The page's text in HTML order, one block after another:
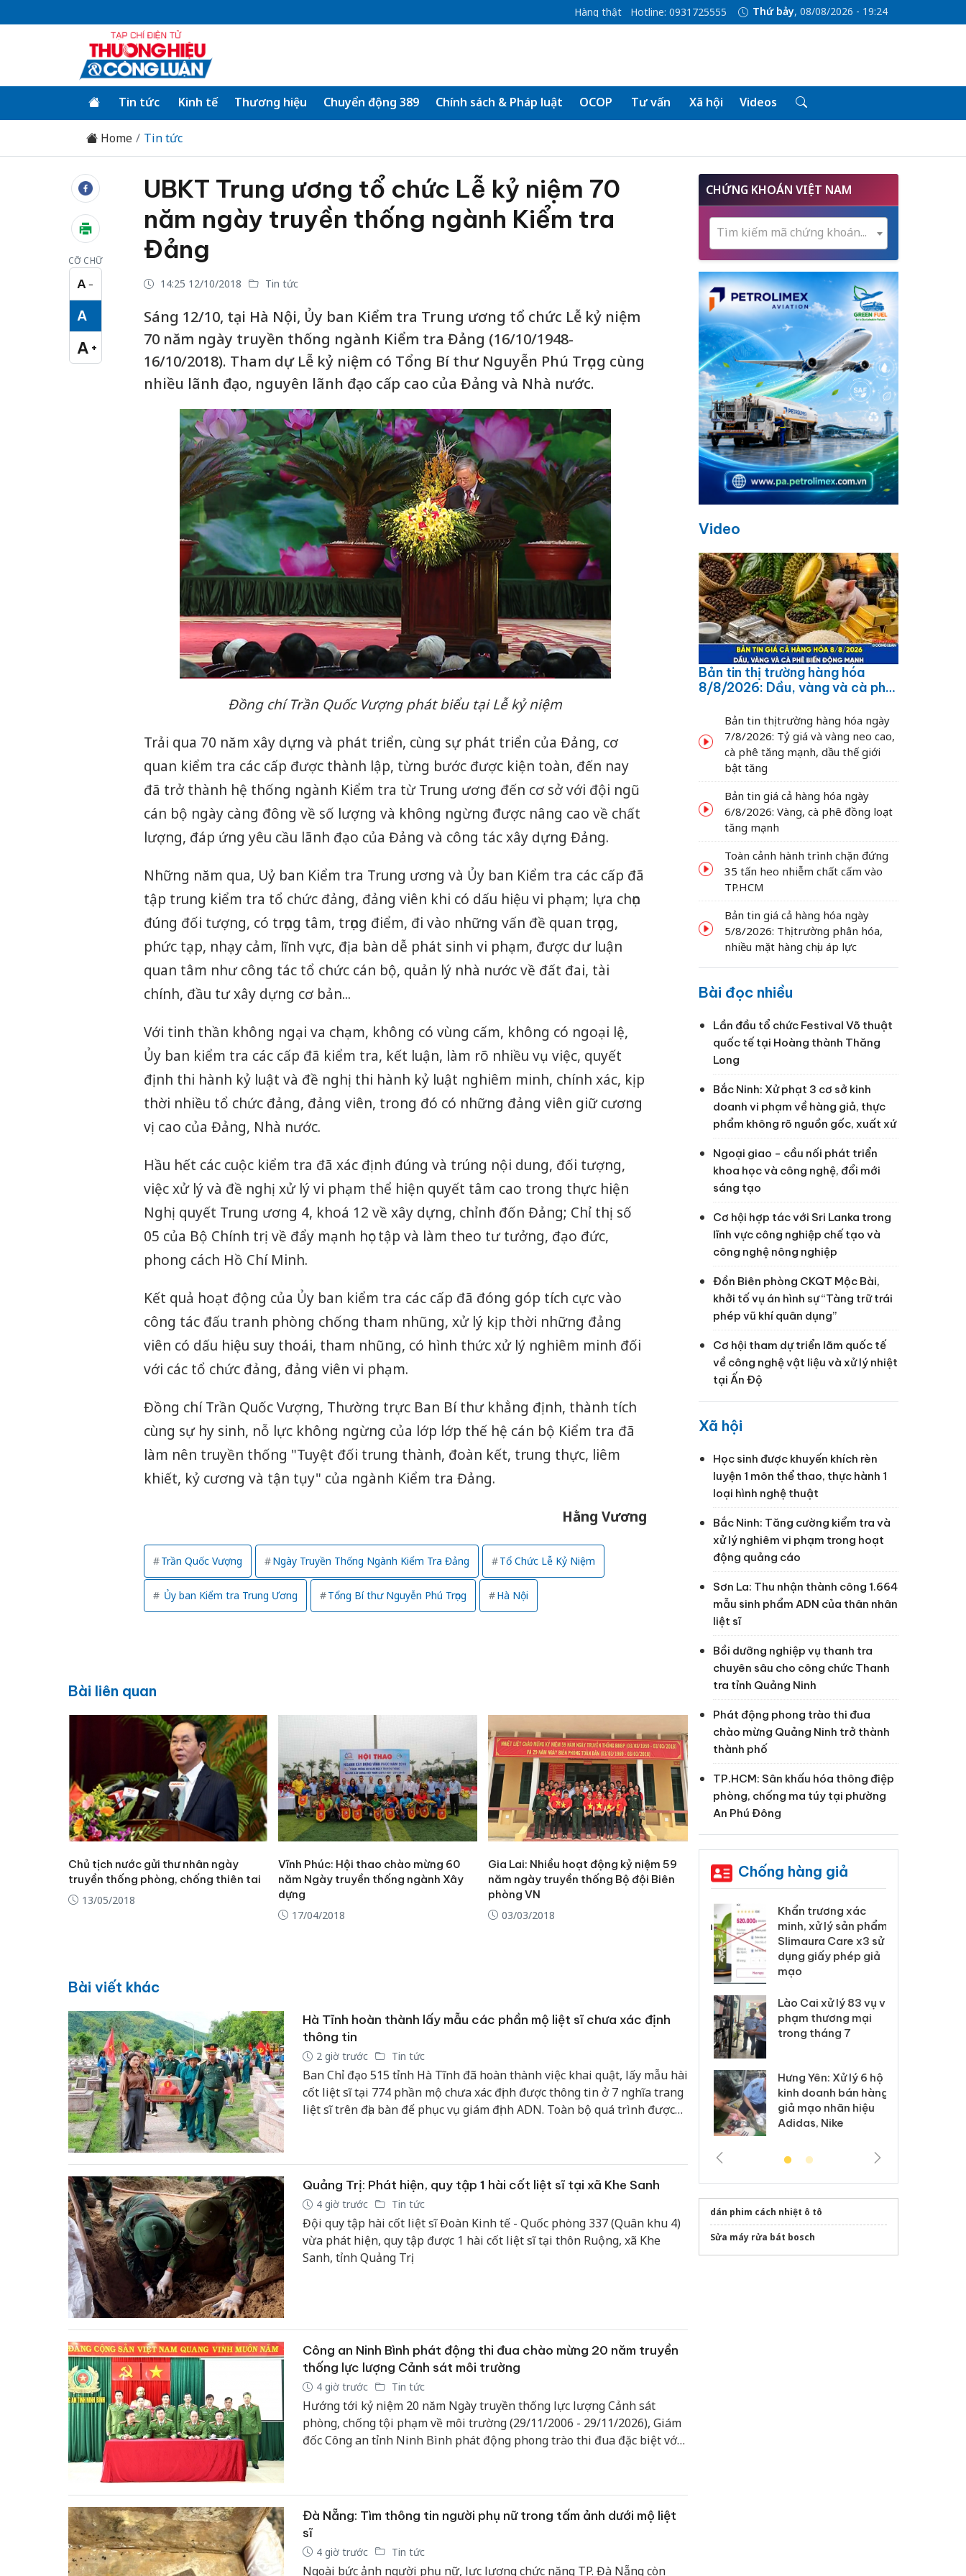
Hàng thật Hotline: 0931725555 Thứ bảy, 08/08/2026 - 19:24
Tin tức Kinh tế Thương hiệu Chuyển động 389 Chính sách & Pháp luật OCOP Tư vấn Xã hội Videos
Home Tin tức
CỠ CHỮ
A −
Cỡ chữ nhỏ
A
Cỡ chữ vừa
A +
Cỡ chữ lớn
UBKT Trung ương tổ chức Lễ kỷ niệm 70
năm ngày truyền thống ngành Kiểm tra
Đảng
14:25 12/10/2018 Tin tức
Sáng 12/10, tại Hà Nội, Ủy ban Kiểm tra Trung ương tổ chức Lễ kỷ niệm
70 năm ngày truyền thống ngành Kiểm tra Đảng (16/10/1948-
16/10/2018). Tham dự Lễ kỷ niệm có Tổng Bí thư Nguyễn Phú Trọng cùng
nhiều lãnh đạo, nguyên lãnh đạo cấp cao của Đảng và Nhà nước.
Đồng chí Trần Quốc Vượng phát biểu tại Lễ kỷ niệm
Trải qua 70 năm xây dựng và phát triển, cùng sự phát triển của Đảng, cơ
quan kiểm tra các cấp được thành lập, từng bước được kiện toàn, đến nay
đã trở thành hệ thống ngành Kiểm tra từ Trung ương đến cơ sở với đội ngũ
cán bộ ngày càng đông về số lượng và không ngừng được nâng cao về chất
lượng, đáp ứng yêu cầu lãnh đạo của Đảng và công tác xây dựng Đảng.
Những năm qua, Uỷ ban Kiểm tra Trung ương và Ủy ban Kiểm tra các cấp đã
tập trung kiểm tra tổ chức đảng, đảng viên khi có dấu hiệu vi phạm; lựa chọn
đúng đối tượng, có trọng tâm, trọng điểm, đi vào những vấn đề quan trọng,
phức tạp, nhạy cảm, lĩnh vực, địa bàn dễ phát sinh vi phạm, được dư luận
quan tâm như công tác tổ chức cán bộ, quản lý nhà nước về đất đai, tài
chính, đầu tư xây dựng cơ bản...
Với tinh thần không ngại va chạm, không có vùng cấm, không có ngoại lệ,
Ủy ban kiểm tra các cấp đã kiểm tra, kết luận, làm rõ nhiều vụ việc, quyết
định thi hành kỷ luật và đề nghị thi hành kỷ luật nghiêm minh, chính xác, kịp
thời nhiều tổ chức đảng, đảng viên, trong đó có những đảng viên giữ cương
vị cao của Đảng, Nhà nước.
Hầu hết các cuộc kiểm tra đã xác định đúng và trúng nội dung, đối tượng,
việc xử lý và đề nghị xử lý vi phạm thể hiện quyết tâm cao trong thực hiện
Nghị quyết Trung ương 4, khoá 12 về xây dựng, chỉnh đốn Đảng; Chỉ thị số
05 của Bộ Chính trị về đẩy mạnh học tập và làm theo tư tưởng, đạo đức,
phong cách Hồ Chí Minh.
Kết quả hoạt động của Ủy ban kiểm tra các cấp đã đóng góp tích cực vào
công tác đấu tranh phòng chống tham nhũng, xử lý kịp thời những đảng
viên có dấu hiệu suy thoái, tham nhũng, có hình thức xử lý nghiêm minh đối
với các tổ chức đảng, đảng viên vi phạm.
Đồng chí Trần Quốc Vượng, Thường trực Ban Bí thư khẳng định, thành tích
cùng sự hy sinh, nỗ lực không ngừng của lớp lớp thế hệ cán bộ Kiểm tra đã
làm nên truyền thống "Tuyệt đối trung thành, đoàn kết, trung thực, liêm
khiết, kỷ cương và tận tụy" của ngành Kiểm tra Đảng.
Hằng Vương
Trần Quốc Vượng Ngày Truyền Thống Ngành Kiểm Tra Đảng Tổ Chức Lễ Kỷ Niệm
Ủy ban Kiểm tra Trung Ương Tổng Bí thư Nguyễn Phú Trọng Hà Nội
Bài liên quan
Chủ tịch nước gửi thư nhân ngày
truyền thống phòng, chống thiên tai
13/05/2018
Vĩnh Phúc: Hội thao chào mừng 60
năm Ngày truyền thống ngành Xây
dựng
17/04/2018
Gia Lai: Nhiều hoạt động kỷ niệm 59
năm ngày truyền thống Bộ đội Biên
phòng VN
03/03/2018
Bài viết khác
Hà Tĩnh hoàn thành lấy mẫu các phần mộ liệt sĩ chưa xác định
thông tin
2 giờ trước Tin tức
Ban Chỉ đạo 515 tỉnh Hà Tĩnh đã hoàn thành việc khai quật, lấy mẫu hài
cốt liệt sĩ tại 774 phần mộ chưa xác định được thông tin ở 7 nghĩa trang
liệt sĩ trên địa bàn để phục vụ giám định ADN. Toàn bộ quá trình được
Quảng Trị: Phát hiện, quy tập 1 hài cốt liệt sĩ tại xã Khe Sanh
4 giờ trước Tin tức
Đội quy tập hài cốt liệt sĩ Đoàn Kinh tế - Quốc phòng 337 (Quân khu 4)
vừa phát hiện, quy tập được 1 hài cốt liệt sĩ tại thôn Ruộng, xã Khe
Sanh, tỉnh Quảng Trị.
Công an Ninh Bình phát động thi đua chào mừng 20 năm truyền
thống lực lượng Cảnh sát môi trường
4 giờ trước Tin tức
Hướng tới kỷ niệm 20 năm Ngày truyền thống lực lượng Cảnh sát
phòng, chống tội phạm về môi trường (29/11/2006 - 29/11/2026), Giám
đốc Công an tỉnh Ninh Bình phát động phong trào thi đua đặc biệt với
vụ; gương mẫu đi đầu, thi đua lập thành tích chào mừng kỷ niệm 20
năm Ngày truyền thống lực lượng”.
Đà Nẵng: Tìm thông tin người phụ nữ trong tấm ảnh dưới mộ liệt
sĩ
4 giờ trước Tin tức
Ngoài bức ảnh người phụ nữ, lực lượng chức năng TP. Đà Nẵng còn
CHỨNG KHOÁN VIỆT NAM
Tìm kiếm mã chứng khoán...
Video
Bản tin thị trường hàng hóa
8/8/2026: Dầu, vàng và cà phê
Bản tin thị trường hàng hóa ngày
7/8/2026: Tỷ giá và vàng neo cao,
cà phê tăng mạnh, dầu thế giới
bật tăng
Bản tin giá cả hàng hóa ngày
6/8/2026: Vàng, cà phê đồng loạt
tăng mạnh
Toàn cảnh hành trình chặn đứng
35 tấn heo nhiễm chất cấm vào
TP.HCM
Bản tin giá cả hàng hóa ngày
5/8/2026: Thị trường phân hóa,
nhiều mặt hàng chịu áp lực
Bài đọc nhiều
Lần đầu tổ chức Festival Võ thuật
quốc tế tại Hoàng thành Thăng
Long
Bắc Ninh: Xử phạt 3 cơ sở kinh
doanh vi phạm về hàng giả, thực
phẩm không rõ nguồn gốc, xuất xứ
Ngoại giao - cầu nối phát triển
khoa học và công nghệ, đổi mới
sáng tạo
Cơ hội hợp tác với Sri Lanka trong
lĩnh vực công nghiệp chế tạo và
công nghệ nông nghiệp
Đồn Biên phòng CKQT Mộc Bài,
khởi tố vụ án hình sự “Tàng trữ trái
phép vũ khí quân dụng”
Cơ hội tham dự triển lãm quốc tế
về công nghệ vật liệu và xử lý nhiệt
tại Ấn Độ
Xã hội
Học sinh được khuyến khích rèn
luyện 1 môn thể thao, thực hành 1
loại hình nghệ thuật
Bắc Ninh: Tăng cường kiểm tra và
xử lý nghiêm vi phạm trong hoạt
động quảng cáo
Sơn La: Thu nhận thành công 1.664
mẫu sinh phẩm ADN của thân nhân
liệt sĩ
Bồi dưỡng nghiệp vụ thanh tra
chuyên sâu cho công chức Thanh
tra tỉnh Quảng Ninh
Phát động phong trào thi đua
chào mừng Quảng Ninh trở thành
thành phố
TP.HCM: Sân khấu hóa thông điệp
phòng, chống ma túy tại phường
An Phú Đông
Chống hàng giả
tìm bị hại trong vụ
Thanh Hóa: Tìm bị
hại trong vụ án buôn
bán bình sữa
Khẩn trương xác
minh, xử lý sản phẩm
Slimaura Care x3 sử
dụng giấy phép giả
mạo
Lào Cai xử lý 83 vụ vi
phạm thương mại
trong tháng 7
Hưng Yên: Xử lý 6 hộ
kinh doanh bán hàng
giả mạo nhãn hiệu
Adidas, Nike
dán phim cách nhiệt ô tô
Sửa máy rửa bát bosch